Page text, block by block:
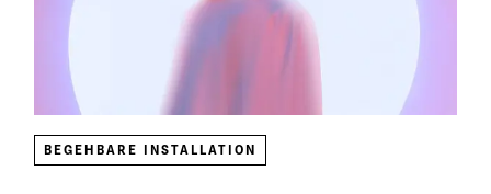
BEGEHBARE INSTALLATION